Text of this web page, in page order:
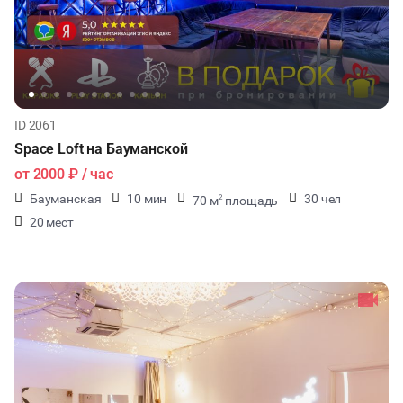
ID 2061
Space Loft на Бауманской
от 2000 ₽/ час
Бауманская 10 мин 70 м2 площадь
30 чел
20 мест